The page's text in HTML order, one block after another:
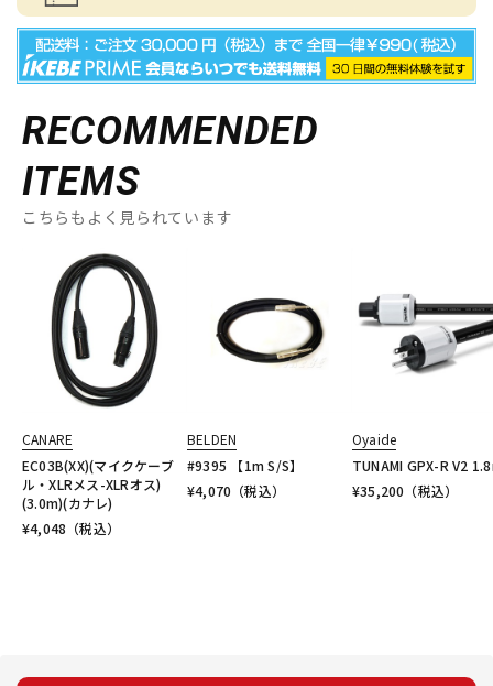
RECOMMENDED
ITEMS
こちらもよく見られています
CANARE
EC03B(XX)(マイクケーブ
ル・XLRメス-XLRオス)
(3.0m)(カナレ)
¥4,048 （税込）
BELDEN
#9395 【1m S/S】
¥4,070 （税込）
Oyaide
TUNAMI GPX-R V2
¥35,200 （税込）